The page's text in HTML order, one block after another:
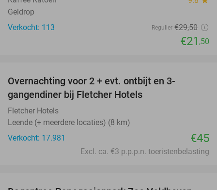
Geldrop
Verkocht: 113
Regulier €29,50
€21 ,50
Overnachting voor 2 + evt. ontbijt en 3-
gangendiner bij Fletcher Hotels
Fletcher Hotels
Leende (+ meerdere locaties) (8 km)
Verkocht: 17.981
€45
Excl. ca. €3 p.p.p.n. toeristenbelasting